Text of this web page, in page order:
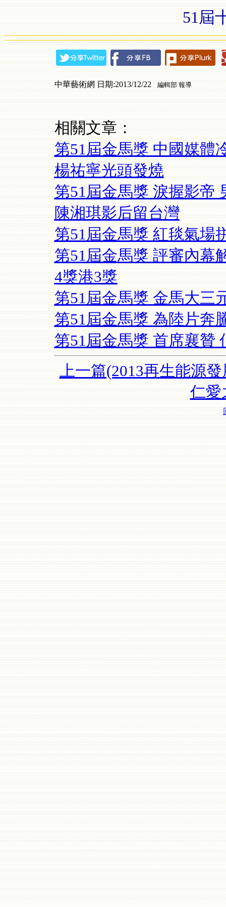
51屆
中華藝術網 日期:2013/12/22 編輯部 報導
相關文章：
第51屆金馬獎 中國媒體
楊祐寧光頭發燒
第51屆金馬獎 淚握影帝
陳湘琪影后留台灣
第51屆金馬獎 紅毯氣場
第51屆金馬獎 評審內幕
4獎港3獎
第51屆金馬獎 金馬大三
第51屆金馬獎 為陸片奔
第51屆金馬獎 首席襄贊
上一篇(2013再生能源
仁愛